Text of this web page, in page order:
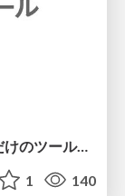
Lean は証明の正しさを確認するためだけのツールって思ってませんか？
1 140